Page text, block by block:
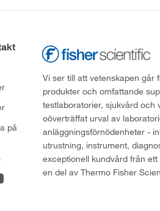
på
Vi ser till att vetenskapen går
produkter och omfattande
testlaboratorier, sjukvård och
oöverträffat urval av
anläggningsförnödenheter -
utrustning, instrument,
exceptionell kundvård från
en del av Thermo Fisher